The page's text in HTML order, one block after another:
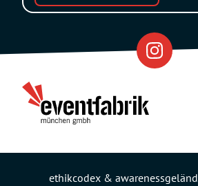
ethikcodex & awareness